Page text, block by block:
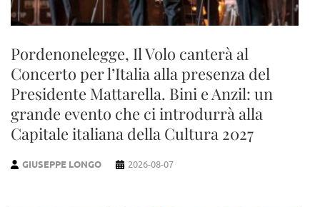
Pordenonelegge, Il Volo canterà al
Concerto per l’Italia alla presenza del
Presidente Mattarella. Bini e Anzil: un
grande evento che ci introdurrà alla
Capitale italiana della Cultura 2027
GIUSEPPE LONGO 2026-08-07